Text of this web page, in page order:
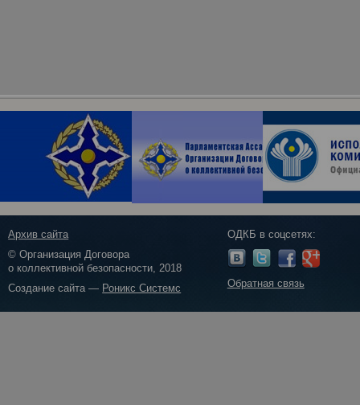
Архив сайта
© Организация Договора
о коллективной безопасности, 2018
Создание сайта — Роникс Системс
ОДКБ в соцсетях:
Обратная связь